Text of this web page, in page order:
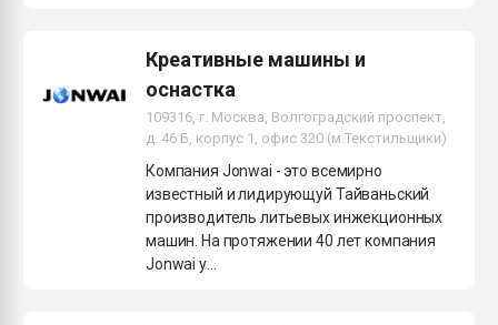
Креативные машины и
оснастка
109316, г. Москва, Волгоградский проспект,
д. 46 Б, корпус 1, офис 320 (м.Текстильщики)
Компания Jonwai - это всемирно
известный и лидирующуй Тайваньский
производитель литьевых инжекционных
машин. На протяжении 40 лет компания
Jonwai у...